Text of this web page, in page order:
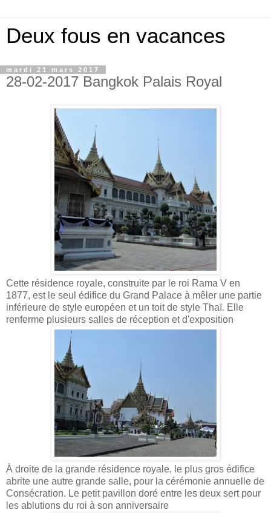
Deux fous en vacances
mardi 21 mars 2017
28-02-2017 Bangkok Palais Royal
Cette résidence royale, construite par le roi Rama V en
1877, est le seul édifice du Grand Palace à mêler une partie
inférieure de style européen et un toit de style Thaï. Elle
renferme plusieurs salles de réception et d'exposition
À droite de la grande résidence royale, le plus gros édifice
abrite une autre grande salle, pour la cérémonie annuelle de
Consécration. Le petit pavillon doré entre les deux sert pour
les ablutions du roi à son anniversaire